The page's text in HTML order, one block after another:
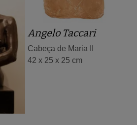
Angelo Taccari
Cabeça de Maria II
42 x 25 x 25 cm